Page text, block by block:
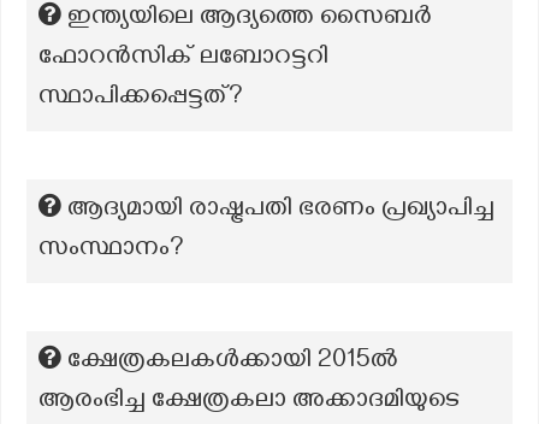
ഇന്ത്യയിലെ ആദ്യത്തെ സൈബർ
ഫോറൻസിക് ലബോറട്ടറി
സ്ഥാപിക്കപ്പെട്ടത്?
ആദ്യമായി രാഷ്ട്രപതി ഭരണം പ്രഖ്യാപിച്ച
സംസ്ഥാനം?
ക്ഷേത്രകലകൾക്കായി 2015ൽ
ആരംഭിച്ച ക്ഷേത്രകലാ അക്കാദമിയുടെ